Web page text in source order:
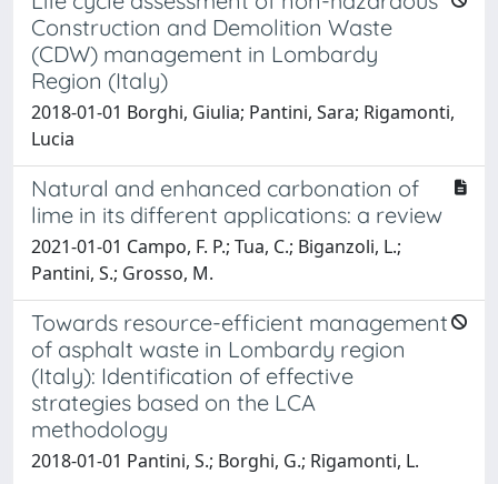
Construction and Demolition Waste
(CDW) management in Lombardy
Region (Italy)
2018-01-01 Borghi, Giulia; Pantini, Sara; Rigamonti,
Lucia
Natural and enhanced carbonation of
lime in its different applications: a review
2021-01-01 Campo, F. P.; Tua, C.; Biganzoli, L.;
Pantini, S.; Grosso, M.
Towards resource-efficient management
of asphalt waste in Lombardy region
(Italy): Identification of effective
strategies based on the LCA
methodology
2018-01-01 Pantini, S.; Borghi, G.; Rigamonti, L.